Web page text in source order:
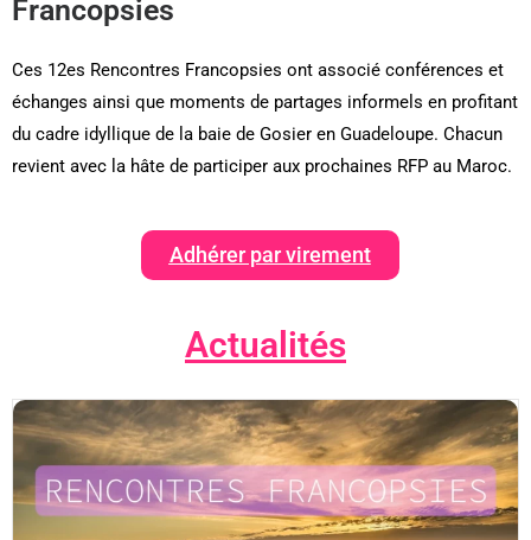
Francopsies
Ces 12es Rencontres Francopsies ont associé conférences et
échanges ainsi que moments de partages informels en profitant
du cadre idyllique de la baie de Gosier en Guadeloupe. Chacun
revient avec la hâte de participer aux prochaines RFP au Maroc.
Adhérer par virement
Actualités